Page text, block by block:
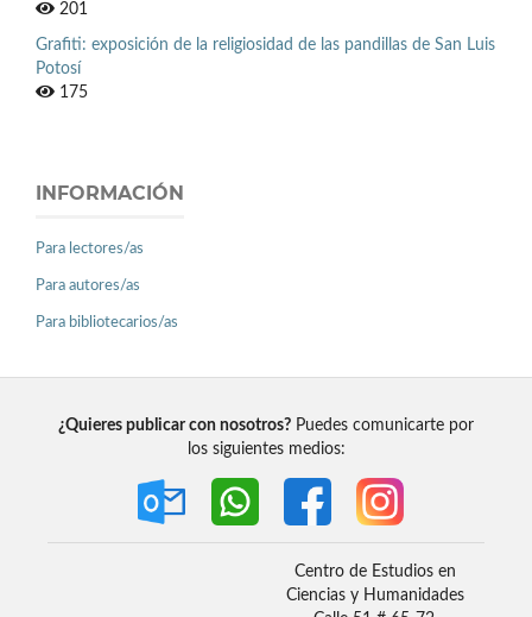
201
Grafiti: exposición de la religiosidad de las pandillas de San Luis
Potosí
175
INFORMACIÓN
Para lectores/as
Para autores/as
Para bibliotecarios/as
¿Quieres publicar con nosotros? Puedes comunicarte por
los siguientes medios:
Centro de Estudios en
Ciencias y Humanidades